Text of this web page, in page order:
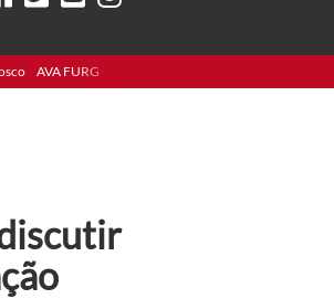
AVA FURG